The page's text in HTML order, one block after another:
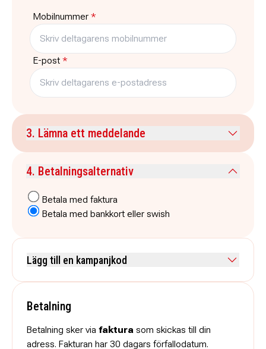
Mobilnummer *
E-post *
3. Lämna ett meddelande
4. Betalningsalternativ
Betala med faktura
Betala med bankkort eller swish
Lägg till en kampanjkod
Betalning
Betalning sker via faktura som skickas till din
adress. Fakturan har 30 dagars förfallodatum.